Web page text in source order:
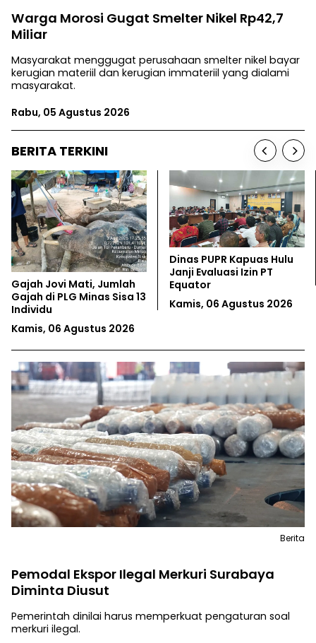
Warga Morosi Gugat Smelter Nikel Rp42,7
Miliar
Masyarakat menggugat perusahaan smelter nikel bayar
kerugian materiil dan kerugian immateriil yang dialami
masyarakat.
Rabu, 05 Agustus 2026
BERITA TERKINI
Raja Ampat Belum Aman
dari Tambang Nikel
Kamis, 06 Agustus 2026
LSM Ajukan Sengketa
Informasi Soal Rencana
Investasi di Aceh
Pemodal Ekspor Ilegal Merkuri Surabaya
Diminta Diusut
Pemerintah dinilai harus memperkuat pengaturan soal
merkuri ilegal.
Berita